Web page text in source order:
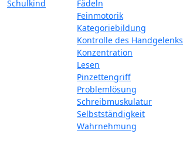
Schulkind
Fädeln
Feinmotorik
Kategoriebildung
Kontrolle des Handgelenks
Konzentration
Lesen
Pinzettengriff
Problemlösung
Schreibmuskulatur
Selbstständigkeit
Wahrnehmung